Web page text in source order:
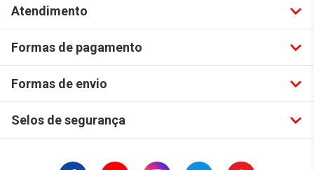
Atendimento
Formas de pagamento
Formas de envio
Selos de segurança